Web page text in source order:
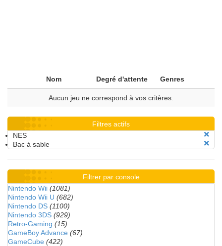
Nom Degré d'attente Genres
Aucun jeu ne correspond à vos critères.
Filtres actifs
NES
Bac à sable
Filtrer par console
Nintendo Wii (1081)
Nintendo Wii U (682)
Nintendo DS (1100)
Nintendo 3DS (929)
Retro-Gaming (15)
GameBoy Advance (67)
GameCube (422)